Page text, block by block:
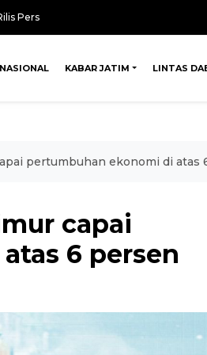
Pers
NASIONAL KABAR JATIM LINTAS
pertumbuhan ekonomi di atas
capai
6 persen